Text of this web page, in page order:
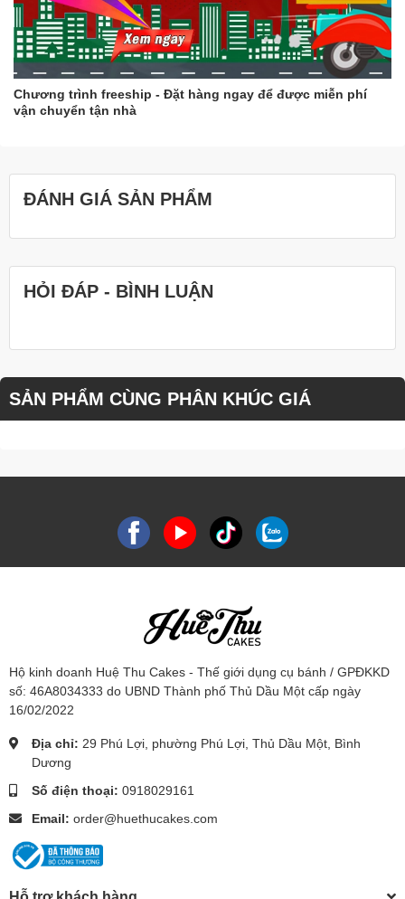
Chương trình freeship - Đặt hàng ngay để được miễn phí
vận chuyển tận nhà
ĐÁNH GIÁ SẢN PHẨM
HỎI ĐÁP - BÌNH LUẬN
SẢN PHẨM CÙNG PHÂN KHÚC GIÁ
Hộ kinh doanh Huệ Thu Cakes - Thế giới dụng cụ bánh / GPĐKKD
số: 46A8034333 do UBND Thành phố Thủ Dầu Một cấp ngày
16/02/2022
Địa chỉ: 29 Phú Lợi, phường Phú Lợi, Thủ Dầu Một, Bình
Dương
Số điện thoại: 0918029161
Email: order@huethucakes.com